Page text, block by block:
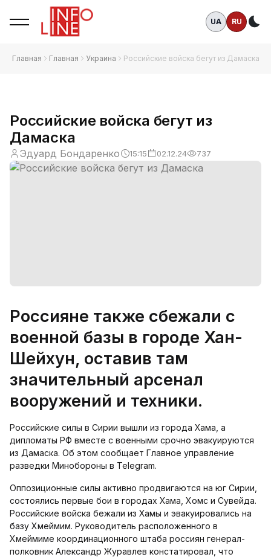
UA RU
Главная Главная Украина Российские войска бегут из Дамаска
Российские войска бегут из
Дамаска
Эдуард Бондаренко 15:15 02.12.24 737
Россияне также сбежали с
военной базы в городе Хан-
Шейхун, оставив там
значительный арсенал
вооружений и техники.
Российские силы в Сирии вышли из города Хама, а
дипломаты РФ вместе с военными срочно эвакуируются
из Дамаска. Об этом сообщает Главное управление
разведки Минобороны в Telegram.
Оппозиционные силы активно продвигаются на юг Сирии,
состоялись первые бои в городах Хама, Хомс и Сувейда.
Российские войска бежали из Хамы и эвакуировались на
базу Хмеймим. Руководитель расположенного в
Хмеймиме координационного штаба россиян генерал-
полковник Александр Журавлев констатировал, что